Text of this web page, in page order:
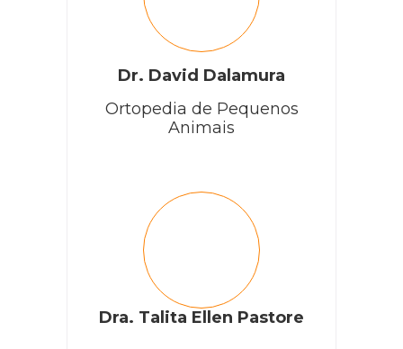
Dr. David Dalamura
Ortopedia de Pequenos
Animais
Dra. Talita Ellen Pastore